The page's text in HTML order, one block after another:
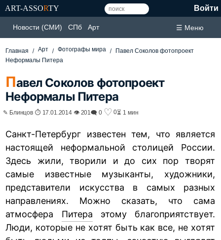
ART-ASSORTY Войти
Новости (СМИ) СПб Арт ☰ Меню
Главная Арт Фотографы мира
Павел Соколов фотопроект
Неформалы Питера
Павел Соколов фотопроект
Неформалы Питера
✎ Блинцов ⏱ 17.01.2014 👁 201🗨 0 ♡ 0⏳ 1 мин
Санкт-Петербург известен тем, что является
настоящей неформальной столицей России.
Здесь жили, творили и до сих пор творят
самые известные музыканты, художники,
представители искусства в самых разных
направлениях. Можно сказать, что сама
атмосфера Питера этому благоприятствует.
Люди, которые не хотят быть как все, не хотят